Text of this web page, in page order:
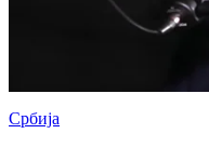
Србија